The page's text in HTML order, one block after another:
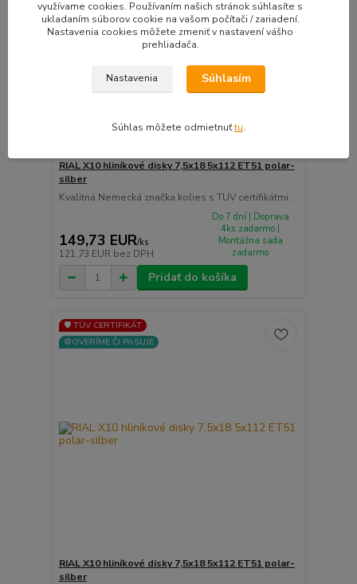
RIAL X10 hliníkové disky 7,5x18 5x112 ET51 polar-
silber
Kvalitná Nemecká značka kolies s TUV certifikátmi ...
149,73 EUR/ks
121,73 EUR bez DPH
Do 7 dní | Doprava
4ks zadarmo |
Montážna sada
zadarmo
Pridať do košíka
🛡️ TÜV CERTIFIKÁT
⚙️OVERÍME ČI PASUJE
RIAL X10 hliníkové disky 7,5x18 5x112 ET51 polar-
silber
využívame cookies. Používaním našich stránok súhlasíte s
ukladaním súborov cookie na vašom počítači / zariadení.
Nastavenia cookies môžete zmeniť v nastavení vášho
prehliadača.
Nastavenia Súhlasím
Súhlas môžete odmietnuťtu.